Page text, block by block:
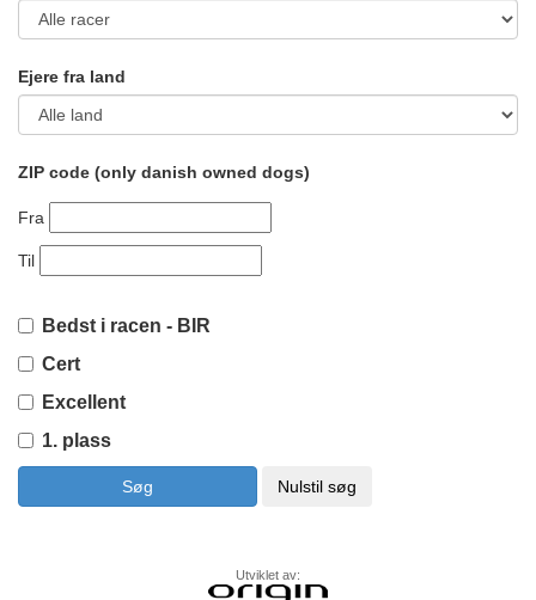
Ejere fra land
ZIP code (only danish owned dogs)
Fra
Til
Bedst i racen - BIR
Cert
Excellent
1. plass
Utviklet av: